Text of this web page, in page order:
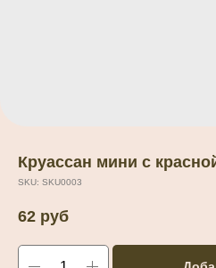
Круассан мини с
SKU: SKU0003
62 руб